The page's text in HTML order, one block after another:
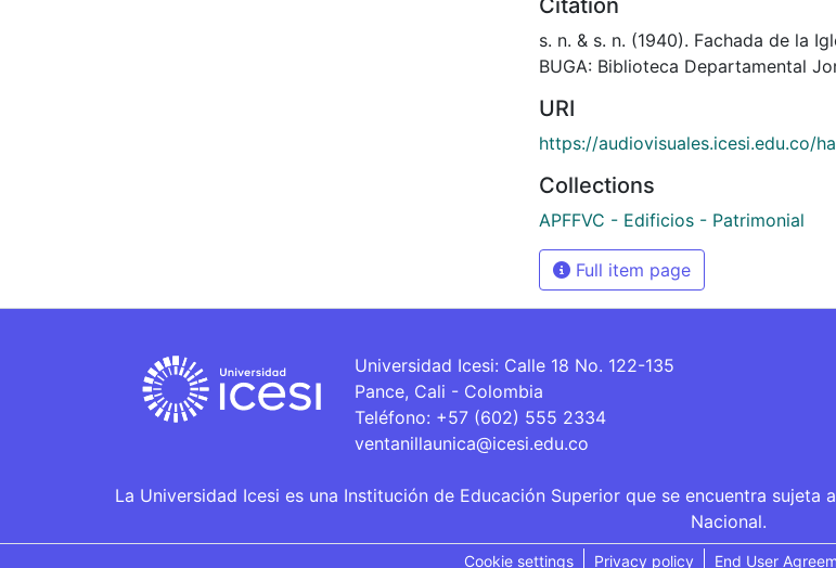
Citation
s. n. & s. n. (1940). Fachada de la
BUGA: Biblioteca Departamental
URI
https://audiovisuales.icesi.edu.co/
Collections
APFFVC - Edificios - Patrimonial
Full item page
Universidad Icesi: Calle 18 No. 122-135
Pance, Cali - Colombia
Teléfono: +57 (602) 555 2334
ventanillaunica@icesi.edu.co
La Universidad Icesi es una Institución de Educación Superior que se encuentra
Nacional.
Cookie settings Privacy policy End User